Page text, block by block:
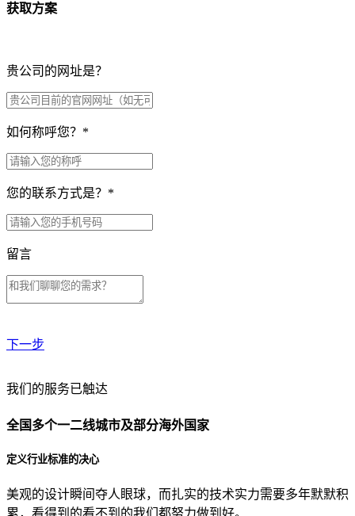
获取方案
贵公司的网址是？
如何称呼您？ *
您的联系方式是？ *
留言
下一步
贵公司预算范围是？
贵公司的团队规模是？
目前主要的营销渠道是？
我们的服务已触达
全国多个一二线城市及部分海外国家
定义行业标准的决心
美观的设计瞬间夺人眼球，而扎实的技术实力需要多年默默积
累，看得到的看不到的我们都努力做到好。